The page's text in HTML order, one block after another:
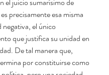
precisamente esa misma
negativa, el único
que justifica su unidad en
De tal manera que,
por constituirse como